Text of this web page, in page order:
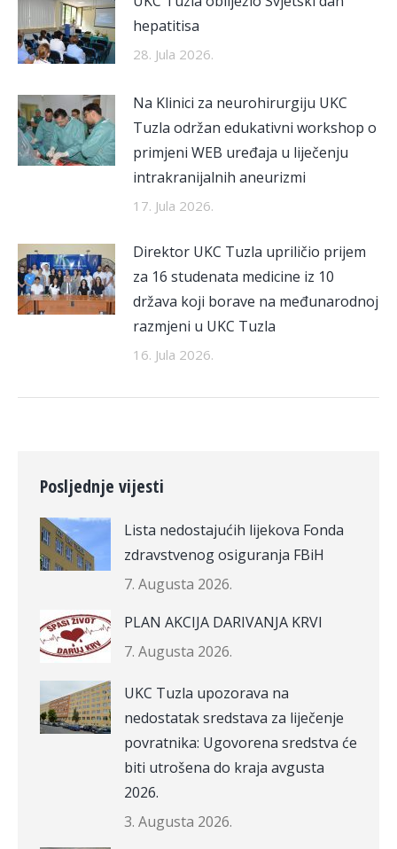
hepatitisa
28. Jula 2026.
Na Klinici za neurohirurgiju UKC
Tuzla održan edukativni workshop o
primjeni WEB uređaja u liječenju
intrakranijalnih aneurizmi
17. Jula 2026.
Direktor UKC Tuzla upriličio prijem
za 16 studenata medicine iz 10
država koji borave na međunarodnoj
razmjeni u UKC Tuzla
16. Jula 2026.
Posljednje vijesti
Lista nedostajućih lijekova Fonda
zdravstvenog osiguranja FBiH
7. Augusta 2026.
PLAN AKCIJA DARIVANJA KRVI
7. Augusta 2026.
UKC Tuzla upozorava na
nedostatak sredstava za liječenje
povratnika: Ugovorena sredstva će
biti utrošena do kraja avgusta
2026.
3. Augusta 2026.